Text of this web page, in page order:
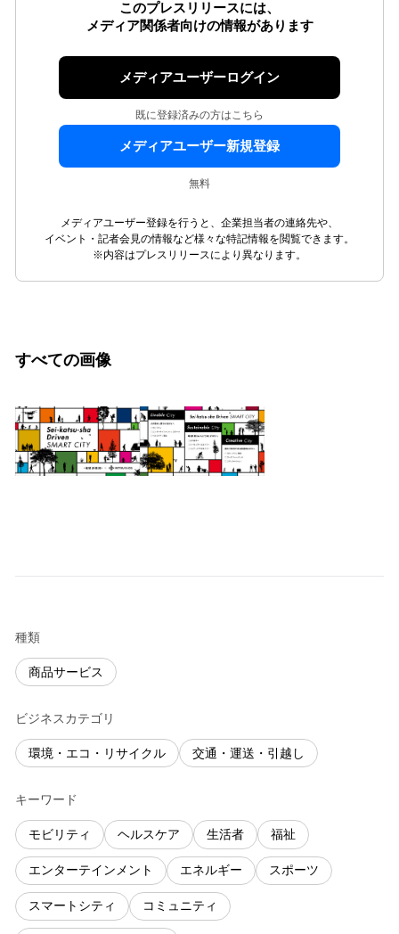
このプレスリリースには、
メディア関係者向けの情報があります
メディアユーザーログイン
既に登録済みの方はこちら
メディアユーザー新規登録
無料
メディアユーザー登録を行うと、企業担当者の連絡先や、
イベント・記者会見の情報など様々な特記情報を閲覧できます。
※内容はプレスリリースにより異なります。
すべての画像
種類
商品サービス
ビジネスカテゴリ
環境・エコ・リサイクル 交通・運送・引越し
キーワード
モビリティ ヘルスケア 生活者 福祉
エンターテインメント エネルギー スポーツ
スマートシティ コミュニティ